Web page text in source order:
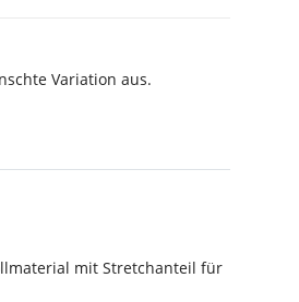
Variation aus.
mit Stretchanteil für